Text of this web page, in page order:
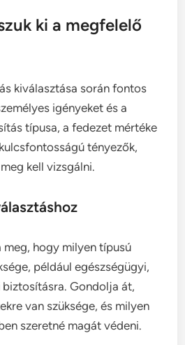
ki a megfelelő
kiválasztása során fontos
igényeket és a
típusa, a fedezet mértéke
tényezők,
kell vizsgálni.
meg, hogy milyen típusú
például egészségügyi,
Gondolja át,
van szüksége, és milyen
szeretné magát védeni.